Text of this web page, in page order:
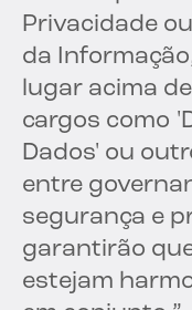
Privacidade
da
lugar acima
cargos como
Dados' ou
entre
segurança e
garantirão
estejam